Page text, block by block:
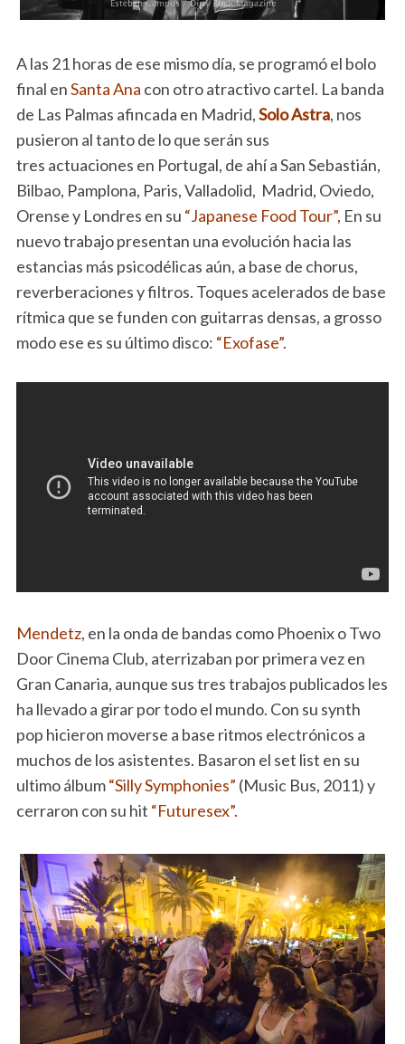
A las 21 horas de ese mismo día, se programó el bolo
final enSanta Ana con otro atractivo cartel. La banda
de Las Palmas afincada en Madrid,Solo Astra, nos
pusieron al tanto de lo que serán sus
tres actuaciones en Portugal, de ahí a San Sebastián,
Bilbao, Pamplona, Paris, Valladolid, Madrid, Oviedo,
Orense y Londres en su “Japanese Food Tour”, En su
nuevo trabajo presentan una evolución hacia las
estancias más psicodélicas aún, a base de chorus,
reverberaciones y filtros. Toques acelerados de base
rítmica que se funden con guitarras densas, a grosso
modo ese es su último disco: “Exofase”.
Mendetz, en la onda de bandas como Phoenix o Two
Door Cinema Club, aterrizaban por primera vez en
Gran Canaria, aunque sus tres trabajos publicados les
ha llevado a girar por todo el mundo. Con su synth
pop hicieron moverse a base ritmos electrónicos a
muchos de los asistentes. Basaron el set list en su
ultimo álbum“Silly Symphonies” (Music Bus, 2011) y
cerraron con su hit “Futuresex”.